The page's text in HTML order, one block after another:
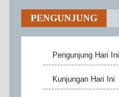
PENGUNJUNG
Pengunjung Hari Ini
Kunjungan Hari Ini